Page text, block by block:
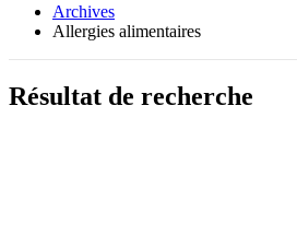
Archives
Allergies alimentaires
Résultat de recherche